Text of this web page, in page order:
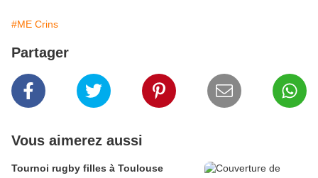
#ME Crins
Partager
Vous aimerez aussi
Tournoi rugby filles à Toulouse